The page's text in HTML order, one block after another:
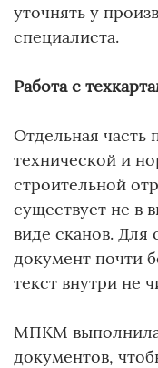
уточнять у
специалиста.
Работа с
Отдельная часть
технической и
строительной
существует не в
виде сканов. Для
документ почти
текст внутри не
МПКМ выполнила
документов,